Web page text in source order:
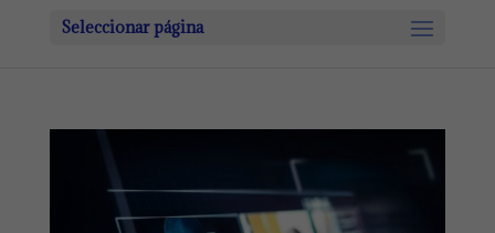
Seleccionar página